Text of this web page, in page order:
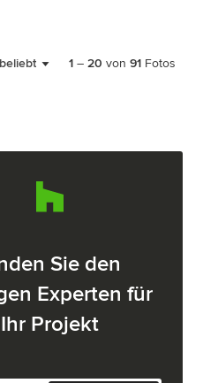
1 – 20 von 91 Fotos
Sie den
Experten für
Ihr Projekt